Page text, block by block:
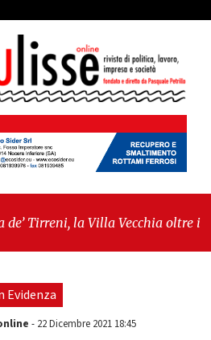
la Villa Vecchia oltre i
“Serve chiarezza!”"
Evidenza
- 22 Dicembre 2021 18:45